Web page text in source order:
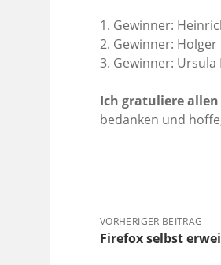
1. Gewinner:
2. Gewinner:
3. Gewinner: Ursula
Ich gratuliere
bedanken und
VORHERIGER BEITRAG
Firefox selbst